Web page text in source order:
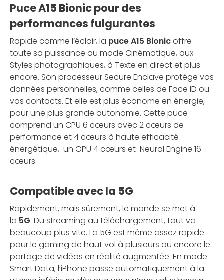
Puce A15 Bionic pour des
performances fulgurantes
Rapide comme l’éclair, la puce A15 Bionicoffre
toute sa puissance au mode Cinématique, aux
Styles photographiques, à Texte en direct et plus
encore. Son processeur Secure Enclave protège vos
données personnelles, comme celles de Face ID ou
vos contacts. Et elle est plus économe en énergie,
pour une plus grande autonomie. Cette puce
comprend un CPU 6 cœurs avec 2 cœurs de
performance et 4 cœurs à haute efficacité
énergétique, un GPU 4 cœurs et Neural Engine 16
cœurs.
Compatible avec la 5G
Rapidement, mais sûrement, le monde se met à
la 5G. Du streaming au téléchargement, tout va
beaucoup plus vite. La 5G est même assez rapide
pour le gaming de haut vol à plusieurs ou encore le
partage de vidéos en réalité augmentée. En mode
Smart Data, l’iPhone passe automatiquement à la